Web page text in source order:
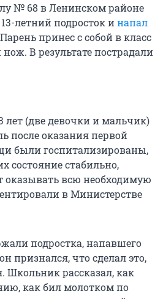
№ 68 в Ленинском районе
летний подросток инапал
принес с собой в класс
В результате пострадали
лет (две девочки и мальчик)
после оказания первой
были госпитализированы,
состояние стабильно,
всю необходимую
в Министерстве
подростка, напавшего
признался, что сделал это,
Школьник рассказал, как
как бил молотком по